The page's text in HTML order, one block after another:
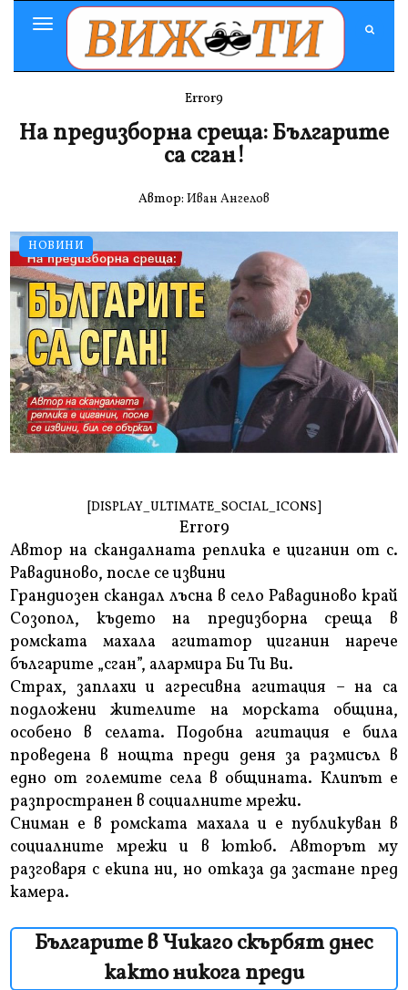
Toggle
Navigation
НОВИНИ
Error9
На предизборна среща: Българите
са сган!
Автор: Иван Ангелов
[DISPLAY_ULTIMATE_SOCIAL_ICONS]
Error9
Автор на скандалната реплика е циганин от с.
Равадиново, после се извини
Грандиозен скандал лъсна в село Равадиново край
Созопол, където на предизборна среща в
ромската махала агитатор циганин нарече
българите „сган”, алармира Би Ти Ви.
Страх, заплахи и агресивна агитация – на са
подложени жителите на морската община,
особено в селата. Подобна агитация е била
проведена в нощта преди деня за размисъл в
едно от големите села в общината. Клипът е
разпространен в социалните мрежи.
Сниман е в ромската махала и е публикуван в
социалните мрежи и в ютюб. Авторът му
разговаря с екипа ни, но отказа да застане пред
камера.
Българите в Чикаго скърбят днес
както никога преди